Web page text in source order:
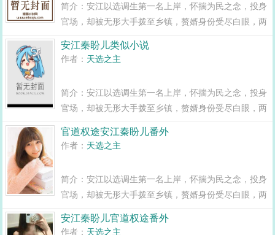
简介：安江以选调生第一名上岸，怀揣为民之念，投身
官场，却被无形大手拨至乡镇，赘婿身份受尽白眼，两
变全县最年轻正科级干部且看安江如何一路横空直撞，
安江秦盼儿类似小说
作者： 天选之主
简介：安江以选调生第一名上岸，怀揣为民之念，投身
官场，却被无形大手拨至乡镇，赘婿身份受尽白眼，两
变全县最年轻正科级干部且看安江如何一路横空直撞，
官道权途安江秦盼儿番外
作者： 天选之主
简介：安江以选调生第一名上岸，怀揣为民之念，投身
官场，却被无形大手拨至乡镇，赘婿身份受尽白眼，两
变全县最年轻正科级干部且看安江如何一路横空直撞，
安江秦盼儿官道权途番外
作者： 天选之主